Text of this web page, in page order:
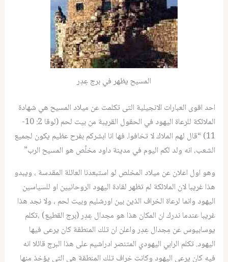
المسيح يظهر في برج عِدِر
احد اقوى العبارات الانجيلية التى تكلمت عن ميلاد المسيح هي شهادة
الملائكة للرعاة اليهود في الحقول القريبة من بيت لحم (لوقا 2: 10-
11) “قال لهم الملاك لا تخافوا. فها انا ابشركم بفرح عظيم يكون لجميع
الشعب، انه ولد لكم اليوم في مدينة داود مخلّص هو المسيح الرب”
وهو اول اعلان عن ميلاد المخلص لو استبعدنا العائلة المقدسة ، ويبدو
هذا غريبا لان الملائكة لم تظهر لقادة اليهود الروحانيين او للسياسين
اليهود وانما لرعاة الخراف الذين بين اورشليم وبيت لحم ، ولا نجد هذا
غريبا عندما ندرك ان المكان هذا هو مجدال عِدِر (برج القطيع) ،تكلم
يوسابيوس عن مِجدال عِدِر واعلن ان تلك المنطقة كان يرعى فيها
اليهود. تكلم الرابي اليهودي المتنصر ادراشيم على هذا البرج قائلا انه
فيه كان يرعى اليهود وكانت خراف تلك المنطقة هي التي يؤخذ منها